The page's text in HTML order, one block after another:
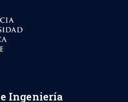
Ingeniería